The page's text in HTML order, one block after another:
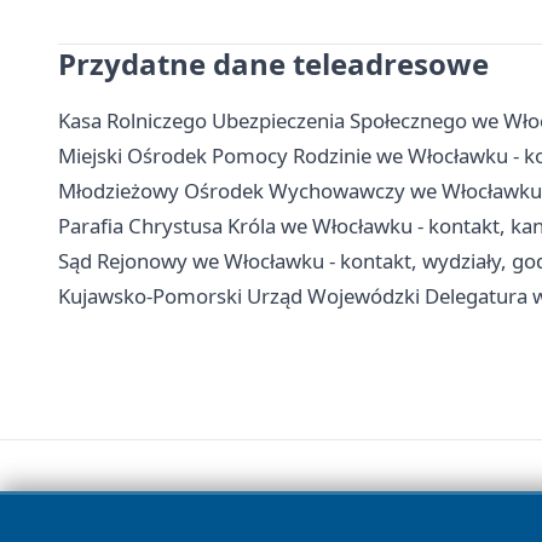
Przydatne dane teleadresowe
Kasa Rolniczego Ubezpieczenia Społecznego we
Miejski Ośrodek Pomocy Rodzinie we Włocławku -
Młodzieżowy Ośrodek Wychowawczy we
Parafia Chrystusa Króla we Włocławku - kontakt,
Sąd Rejonowy we Włocławku - kontakt, wydziały,
Kujawsko-Pomorski Urząd Wojewódzki Delegatura